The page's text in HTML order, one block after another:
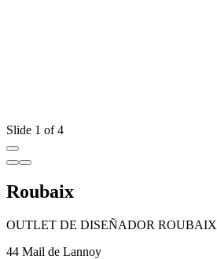
Slide 1 of 4
Roubaix
OUTLET DE DISEÑADOR ROUBAIX
44 Mail de Lannoy